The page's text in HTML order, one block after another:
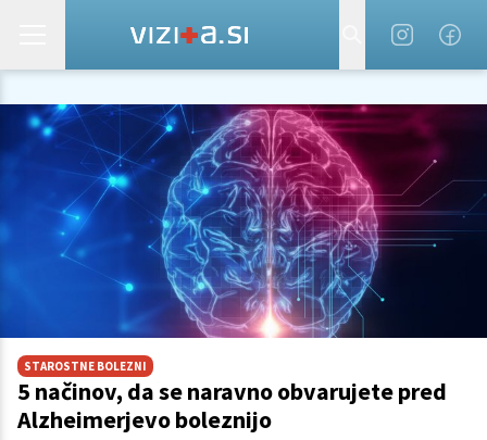
STAROSTNE BOLEZNI
5 načinov, da se naravno obvarujete pred
Alzheimerjevo boleznijo